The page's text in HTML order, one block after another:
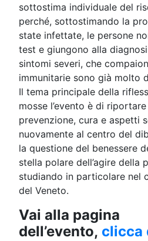
sottostima individuale del
perché, sottostimando la
state infettate, le persone
test e giungono alla
sintomi severi, che
immunitarie sono già molto
Il tema principale della
mosse l’evento è di riportare
prevenzione, cura e aspetti
nuovamente al centro del
la questione del benessere
stella polare dell’agire della
studiando in particolare nel
del Veneto.
Vai alla pagina
dell’evento, clicca